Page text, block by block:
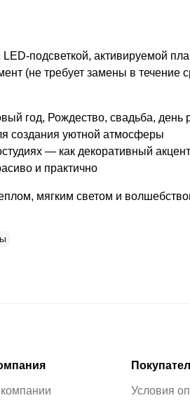
подсветкой, активируемой
(не требует замены в течение
год, Рождество, свадьба, день
создания уютной атмосферы
— как декоративный акцент
и практично
мягким светом и
Условия